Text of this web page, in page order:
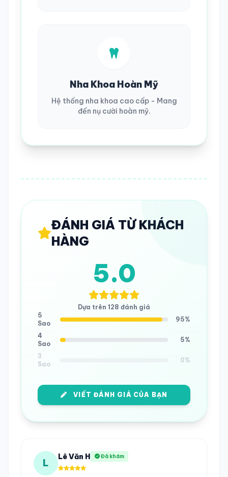
Nha Khoa Hoàn Mỹ
Hệ thống nha khoa cao cấp - Mang
đến nụ cười hoàn mỹ.
ĐÁNH GIÁ TỪ KHÁCH
HÀNG
5.0
Dựa trên 128 đánh giá
5
Sao
95%
4
Sao
5%
3
Sao
0%
VIẾT ĐÁNH GIÁ CỦA BẠN
L
Lê Văn H Đã khám